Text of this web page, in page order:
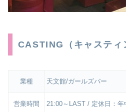
CASTING（キャスティ
業種 天文館/ガールズバー
営業時間 21:00～LAST / 定休日：年